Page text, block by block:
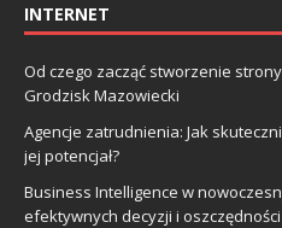
INTERNET
Od czego zacząć stworzenie
Grodzisk Mazowiecki
Agencje zatrudnienia: Jak
jej potencjał?
Business Intelligence w
efektywnych decyzji i